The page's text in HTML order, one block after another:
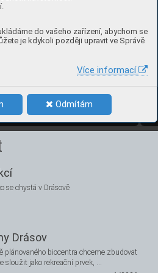
do vašeho zařízení, abychom se
je kdykoli později upravit ve Správě
Více informací
Odmítám
číslo 1, březen 2021
se chystá v Drásově
Drásov
plánovaného biocentra chceme zbudovat
sloužit jako rekreační prvek, …